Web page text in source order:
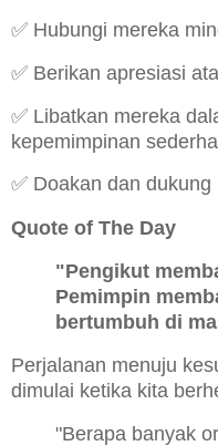
✅ Hubungi mereka
✅ Berikan apresiasi
✅ Libatkan mereka
kepemimpinan
✅ Doakan dan
Quote of The Day
"Pengikut
Pemimpin
bertumbuh di
Perjalanan menuju
dimulai ketika kita
"Berapa banyak